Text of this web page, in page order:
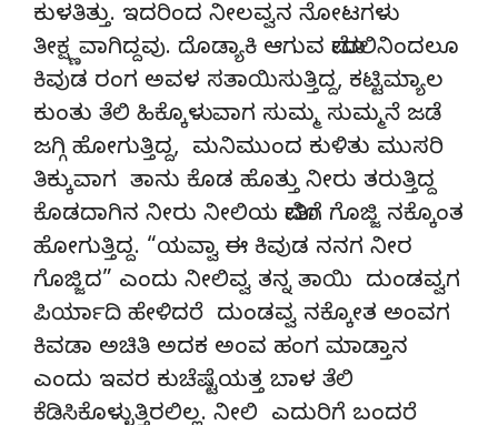
ಕುಳತಿತ್ತು. ಇದರಿಂದ ನೀಲವ್ವನ ನೋಟಗಳು
ತೀಕ್ಷ್ಣವಾಗಿದ್ದವು. ದೊಡ್ಯಾಕಿ ಆಗುವ ಮೋದಲಿನಿಂದಲೂ
ಕಿವುಡ ರಂಗ ಅವಳ ಸತಾಯಿಸುತ್ತಿದ್ದ, ಕಟ್ಟಿಮ್ಯಾಲ
ಕುಂತು ತೆಲಿ ಹಿಕ್ಕೊಳುವಾಗ ಸುಮ್ಮ ಸುಮ್ಮನೆ ಜಡೆ
ಜಗ್ಗಿ ಹೋಗುತ್ತಿದ್ದ, ಮನಿಮುಂದ ಕುಳಿತು ಮುಸರಿ
ತಿಕ್ಕುವಾಗ ತಾನು ಕೊಡ ಹೊತ್ತು ನೀರು ತರುತ್ತಿದ್ದ
ಕೊಡದಾಗಿನ ನೀರು ನೀಲಿಯ ಮೋತಿಗೆ ಗೊಜ್ಜಿ ನಕ್ಕೊಂತ
ಹೋಗುತ್ತಿದ್ದ. “ಯವ್ವಾ ಈ ಕಿವುಡ ನನಗ ನೀರ
ಗೊಜ್ಜಿದ” ಎಂದು ನೀಲಿವ್ವ ತನ್ನ ತಾಯಿ ದುಂಡವ್ವಗ
ಪಿರ್ಯಾದಿ ಹೇಳಿದರೆ ದುಂಡವ್ವ ನಕ್ಕೋತ ಅಂವಗ
ಕಿವಡಾ ಅಚಿತಿ ಅದಕ ಅಂವ ಹಂಗ ಮಾಡ್ತಾನ
ಎಂದು ಇವರ ಕುಚೆಷ್ಟೆಯತ್ತ ಬಾಳ ತೆಲಿ
ಕೆಡಿಸಿಕೊಳ್ಳುತ್ತಿರಲಿಲ್ಲ. ನೀಲಿ ಎದುರಿಗೆ ಬಂದರೆ